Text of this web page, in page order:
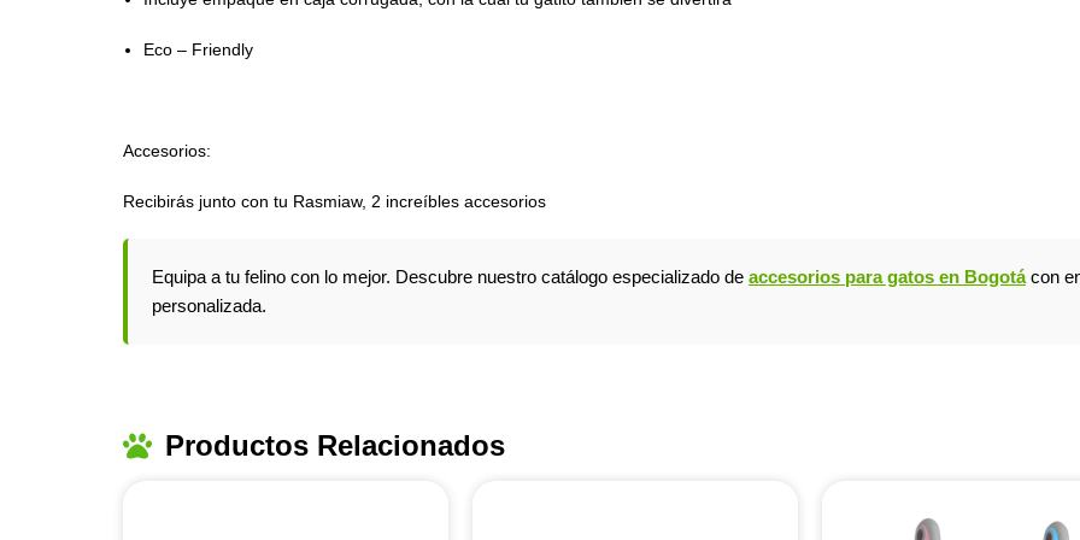
Eco – Friendly
Accesorios:
Recibirás junto con tu Rasmiaw, 2 increíbles accesorios
Equipa a tu felino con lo mejor. Descubre nuestro catálogo especializado de accesorios para gatos en Bogotácon
personalizada.
Productos Relacionados